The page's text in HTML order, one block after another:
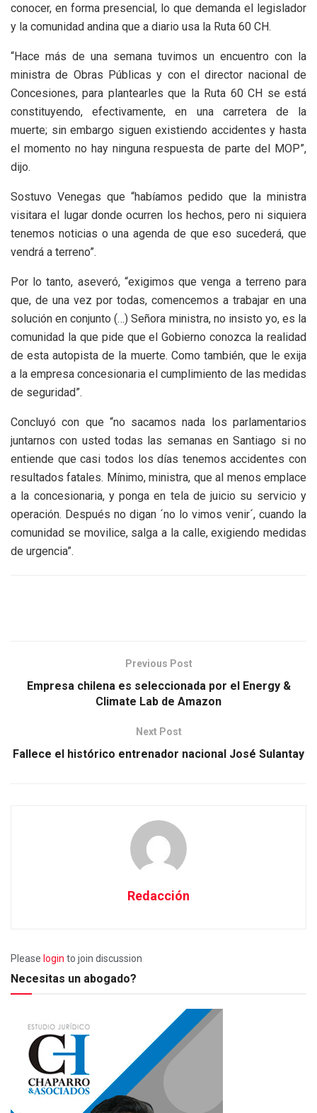
conocer, en forma presencial, lo que demanda el legislador
y la comunidad andina que a diario usa la Ruta 60 CH.
“Hace más de una semana tuvimos un encuentro con la
ministra de Obras Públicas y con el director nacional de
Concesiones, para plantearles que la Ruta 60 CH se está
constituyendo, efectivamente, en una carretera de la
muerte; sin embargo siguen existiendo accidentes y hasta
el momento no hay ninguna respuesta de parte del MOP”,
dijo.
Sostuvo Venegas que “habíamos pedido que la ministra
visitara el lugar donde ocurren los hechos, pero ni siquiera
tenemos noticias o una agenda de que eso sucederá, que
vendrá a terreno”.
Por lo tanto, aseveró, “exigimos que venga a terreno para
que, de una vez por todas, comencemos a trabajar en una
solución en conjunto (…) Señora ministra, no insisto yo, es la
comunidad la que pide que el Gobierno conozca la realidad
de esta autopista de la muerte. Como también, que le exija
a la empresa concesionaria el cumplimiento de las medidas
de seguridad”.
Concluyó con que “no sacamos nada los parlamentarios
juntarnos con usted todas las semanas en Santiago si no
entiende que casi todos los días tenemos accidentes con
resultados fatales. Mínimo, ministra, que al menos emplace
a la concesionaria, y ponga en tela de juicio su servicio y
operación. Después no digan ´no lo vimos venir´, cuando la
comunidad se movilice, salga a la calle, exigiendo medidas
de urgencia”.
Previous Post
Empresa chilena es seleccionada por el Energy &
Climate Lab de Amazon
Next Post
Fallece el histórico entrenador nacional José Sulantay
Redacción
Please login to join discussion
Necesitas un abogado?